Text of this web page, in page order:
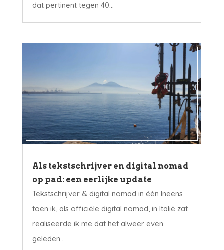
dat pertinent tegen 40...
Als tekstschrijver en digital nomad
op pad: een eerlijke update
Tekstschrijver & digital nomad in één Ineens
toen ik, als officiële digital nomad, in Italië zat
realiseerde ik me dat het alweer even
geleden...